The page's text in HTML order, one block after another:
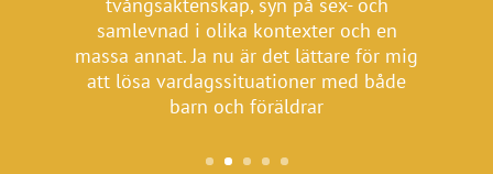
samlevnad i olika kontexter och en
massa annat. Ja nu är det lättare för mig
att lösa vardagssituationer med både
barn och föräldrar
kanske är van vid. Mycket som vi fått
höra hade jag typ ingen aning om.
Mycket visste man och mycket visste man
inte, de olika perspektiven, att de var så